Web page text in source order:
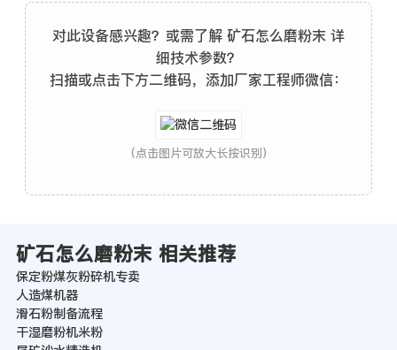
对此设备感兴趣？或需了解 矿石怎么磨粉末 详
细技术参数？
扫描或点击下方二维码，添加厂家工程师微信：
(点击图片可放大长按识别)
矿石怎么磨粉末 相关推荐
保定粉煤灰粉碎机专卖
人造煤机器
滑石粉制备流程
干湿磨粉机米粉